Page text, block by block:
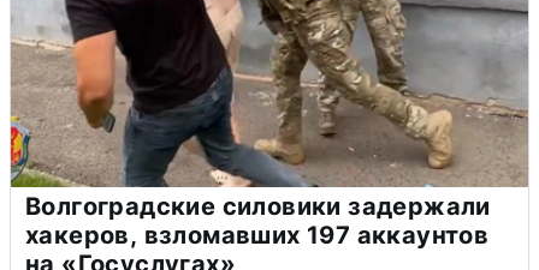
Волгоградские силовики задержали
хакеров, взломавших 197 аккаунтов
на «Госуслугах»